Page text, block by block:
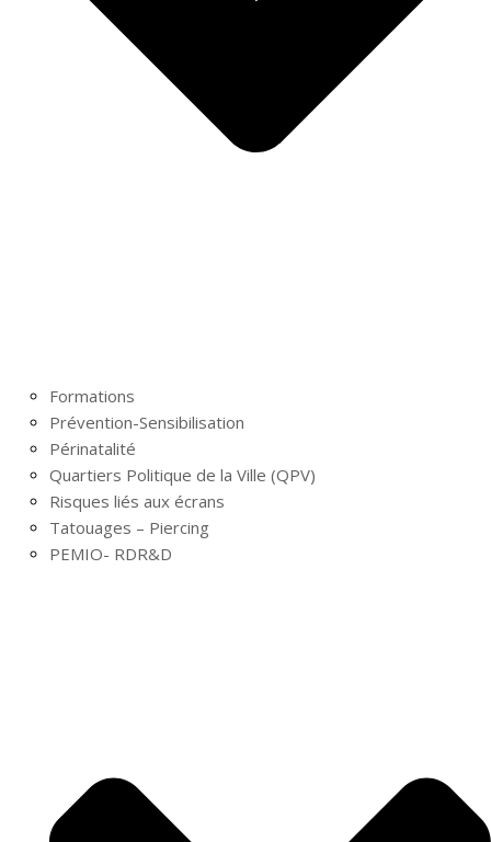
Formations
Prévention-Sensibilisation
Périnatalité
Quartiers Politique de la Ville (QPV)
Risques liés aux écrans
Tatouages – Piercing
PEMIO- RDR&D